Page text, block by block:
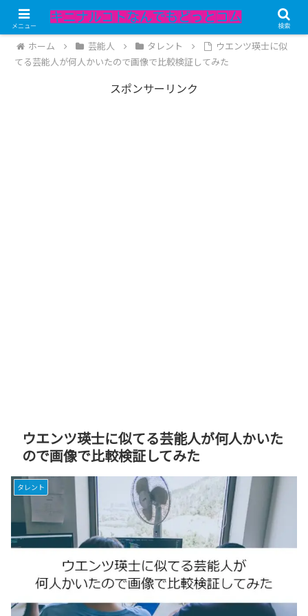
記事内にPRが含まれています。
ホーム 芸能人 タレント
ウエンツ瑛士に似
てる芸能人が何人かいたので画像で比較検証してみた
スポンサーリンク
ウエンツ瑛士に似てる芸能人が何人かいた
ので画像で比較検証してみた
タレント
メニュー 検索